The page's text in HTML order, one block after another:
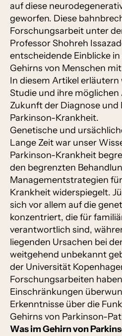
auf diese
geworfen. Diese
Forschungsarbeit unter
Professor Shohreh
entscheidende Einblicke
Gehirns von Menschen
In diesem Artikel erläutern
Studie und ihre
Zukunft der Diagnose und
Parkinson-Krankheit.
Genetische und
Lange Zeit war unser
Parkinson-Krankheit
den begrenzten
Managementstrategien
Krankheit widerspiegelt.
sich vor allem auf die
konzentriert, die für
verantwortlich sind,
liegenden Ursachen bei
weitgehend unbekannt
der Universität
Forschungsarbeiten
Einschränkungen
Erkenntnisse über die
Gehirns von Parkinson-
Was im Gehirn von